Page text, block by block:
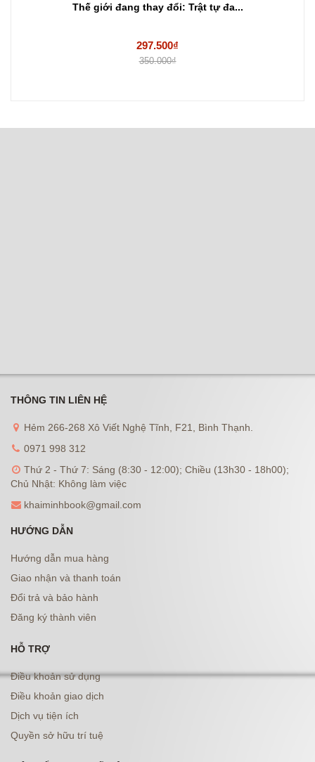
Thế giới đang thay đổi: Trật tự đa...
297.500₫
350.000₫
THÔNG TIN LIÊN HỆ
Hẻm 266-268 Xô Viết Nghệ Tĩnh, F21, Bình Thạnh.
0971 998 312
Thứ 2 - Thứ 7: Sáng (8:30 - 12:00); Chiều (13h30 - 18h00);
Chủ Nhật: Không làm việc
khaiminhbook@gmail.com
HƯỚNG DẪN
Hướng dẫn mua hàng
Giao nhận và thanh toán
Đổi trả và bảo hành
Đăng ký thành viên
HỖ TRỢ
Điều khoản sử dụng
Điều khoản giao dịch
Dịch vụ tiện ích
Quyền sở hữu trí tuệ